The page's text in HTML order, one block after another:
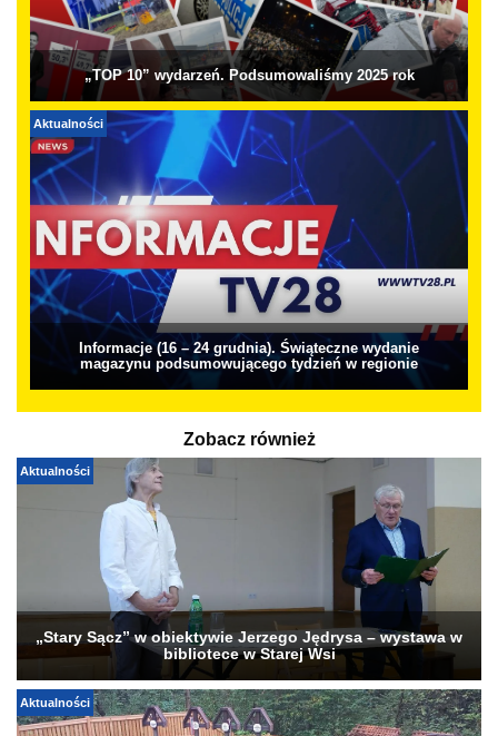
„TOP 10” wydarzeń. Podsumowaliśmy 2025 rok
Aktualności
Informacje (16 – 24 grudnia). Świąteczne wydanie
magazynu podsumowującego tydzień w regionie
Zobacz również
Aktualności
„Stary Sącz” w obiektywie Jerzego Jędrysa – wystawa w
bibliotece w Starej Wsi
Aktualności